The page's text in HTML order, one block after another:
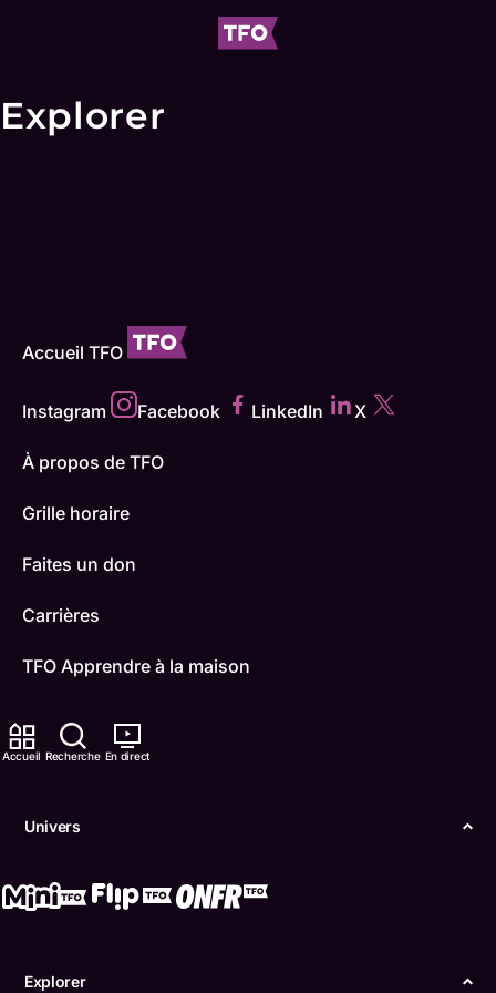
Accueil Recherche En direct
Univers
Explorer
Explorer
Accueil TFO
Instagram Facebook LinkedIn X
À propos de TFO
Grille horaire
Faites un don
Carrières
TFO Apprendre à la maison
Comment nous capter
ONFR
Conditions d'utilisation